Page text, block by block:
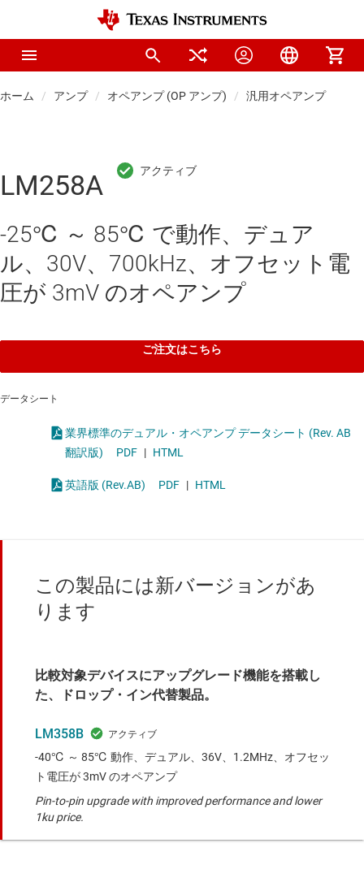
ホーム アンプ オペアンプ (OP アンプ) 汎用オペアンプ
LM258A
-25℃ ～ 85℃ で動作、デュア
ル、30V、700kHz、オフセット電
圧が 3mV のオペアンプ
ご注文はこちら
データシート
業界標準のデュアル・オペアンプ データシート (Rev. AB
翻訳版)
PDF | HTML
英語版 (Rev.AB) PDF | HTML
この製品には新バージョンがあ
ります
比較対象デバイスにアップグレード機能を搭載し
た、ドロップ・イン代替製品。
LM358B
-40℃ ～ 85℃ 動作、デュアル、36V、1.2MHz、オフセッ
ト電圧が 3mV のオペアンプ
Pin-to-pin upgrade with improved performance and lower
1ku price.